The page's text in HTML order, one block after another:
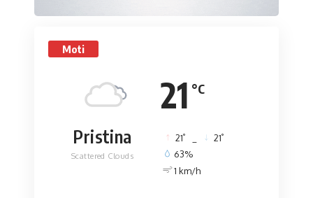
Moti
21 °C
Pristina
Scattered Clouds
21° 21°
63%
1 km/h